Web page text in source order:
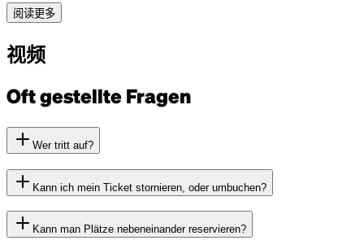
阅读更多
视频
Oft gestellte Fragen
Wer tritt auf?
Kann ich mein Ticket stornieren, oder umbuchen?
Kann man Plätze nebeneinander reservieren?